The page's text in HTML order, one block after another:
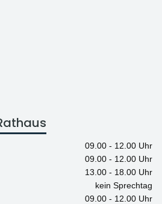
09.00 - 12.00 Uhr
09.00 - 12.00 Uhr
13.00 - 18.00 Uhr
kein Sprechtag
09.00 - 12.00 Uhr